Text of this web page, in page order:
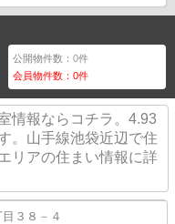
公開物件数：0件
会員物件数：0件
情報ならコチラ。4.93
。山手線池袋近辺で住
リアの住まい情報に詳
目３８－４